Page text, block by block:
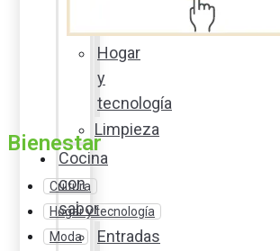
Hogar
y
tecnología
Limpieza
Cocina
con
sabor
Entradas
Bienestar
Cultura
Hogar y tecnología
Moda